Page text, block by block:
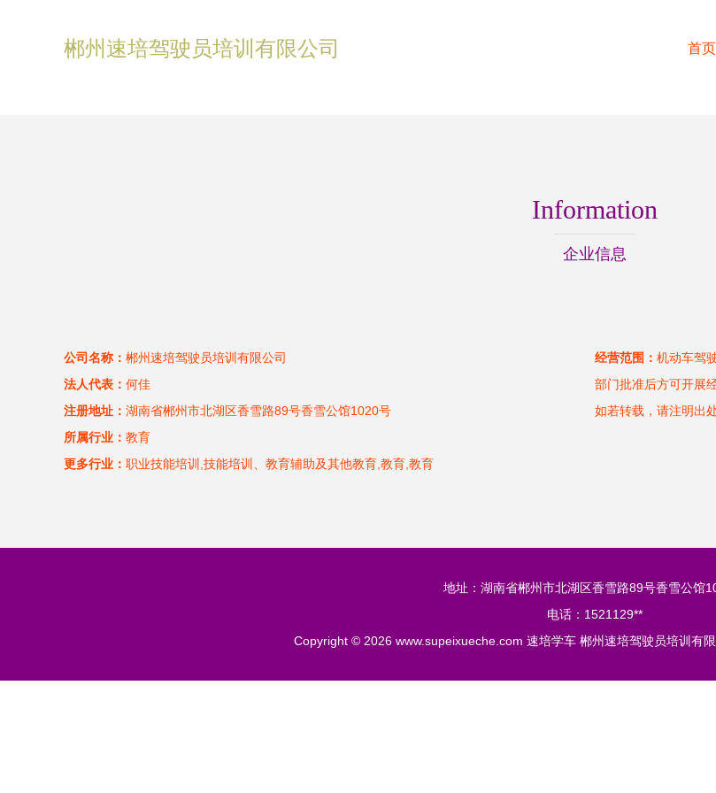
郴州速培驾驶员培训有限公司 首页
Information
企业信息
公司名称： 郴州速培驾驶员培训有限公司
法人代表： 何佳
注册地址： 湖南省郴州市北湖区香雪路89号香雪公馆1020号
所属行业： 教育
更多行业： 职业技能培训,技能培训、教育辅助及其他教育,教育,教育
经营范围： 机动车驾
部门批准后方可开展
如若转载，请注明出
地址：湖南省郴州市北湖区香雪路89号香雪公馆
电话：1521129**
Copyright © 2026 www.supeixueche.com 速培学车 郴州速培驾驶员培训有